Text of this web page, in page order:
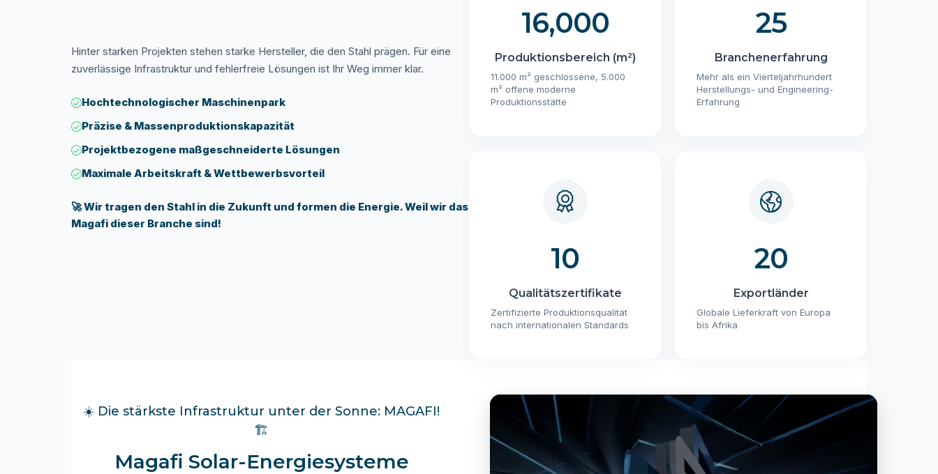
Hinter starken Projekten stehen starke Hersteller, die den Stahl prägen. Für eine
zuverlässige Infrastruktur und fehlerfreie Lösungen ist Ihr Weg immer klar.
Hochtechnologischer Maschinenpark
Präzise & Massenproduktionskapazität
Projektbezogene maßgeschneiderte Lösungen
Maximale Arbeitskraft & Wettbewerbsvorteil
🚀 Wir tragen den Stahl in die Zukunft und formen die Energie. Weil wir das
Magafi dieser Branche sind!
16,000
Produktionsbereich (m²)
11.000 m² geschlossene, 5.000
m² offene moderne
Produktionsstätte
25
Branchenerfahrung
Mehr als ein Vierteljahrhundert
Herstellungs- und Engineering-
Erfahrung
10
Qualitätszertifikate
Zertifizierte Produktionsqualität
nach internationalen Standards
20
Exportländer
Globale Lieferkraft von Europa
bis Afrika
☀️ Die stärkste Infrastruktur unter der Sonne: MAGAFI!
🏗️
Magafi Solar-Energiesysteme